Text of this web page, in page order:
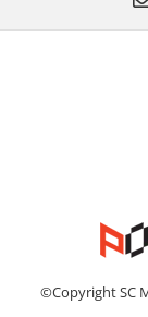
©Copyright SC